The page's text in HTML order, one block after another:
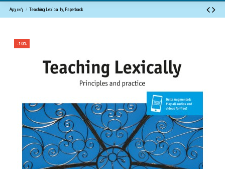
Αρχική Teaching Lexically, Paperback
-10%